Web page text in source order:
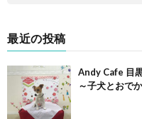
最近の投稿
Andy Cafe 目
～子犬とおで